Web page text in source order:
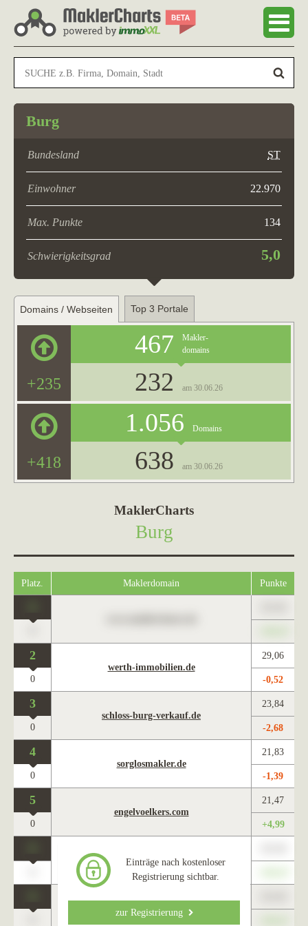
Burg
Bundesland ST
Einwohner 22.970
Max. Punkte 134
Schwierigkeitsgrad 5,0
Domains / Webseiten Top 3 Portale
+235
467
Makler-
domains
232 am 30.06.26
+418
1.056 Domains
638 am 30.06.26
MaklerCharts
Burg
Platz. Maklerdomain Punkte
2
werth-immobilien.de
29,06
0 -0,52
3
schloss-burg-verkauf.de
23,84
0 -2,68
4
sorglosmakler.de
21,83
0 -1,39
5
engelvoelkers.com
21,47
0 +4,99
www.maklercharts.de
Einträge nach kostenloser
Registrierung sichtbar.
zur Registrierung
www.maklercharts.de